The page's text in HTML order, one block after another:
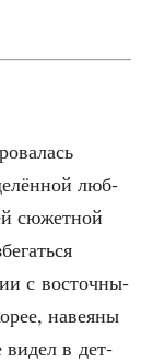
люб­
сюжет­ной
с восточ­ны­
наве­я­ны
видел в дет­